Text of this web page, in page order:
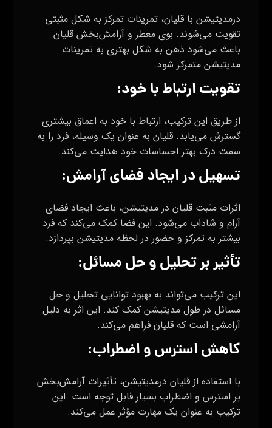
درمدیتیشن با قلیان، تمرینات تمرکز به شکل مثبتی
تقویت می‌شوند. بوی معطر و آرامش‌بخش قلیان
باعث می‌شود ذهن به شکل بهتری به تمرینات
مدیتیشن متمرکز شود.
تقویت ارتباط با خود:
از طریق این ترکیب، ارتباط با خود به اعماق بیشتری
گسترش می‌یابد. قلیان به عنوان یک وسیله، فرد را به
سمت درک بهتر احساسات خود هدایت می‌کند.
تسهیل در ایجاد فضای آرامش:
اثرات مثبت قلیان در مدیتیشن، باعث ایجاد فضای
آرام و شاداب می‌شود. این فضا کمک می‌کند که فرد
بیشتر به تمرکز و حضور در لحظه مدیتیشن بپردازد.
تأثیر بر تحلیل و حل مسائل:
این ترکیب می‌تواند به بهبود توانایی تحلیل و حل
مسائل در طول مدیتیشن کمک کند. این اثر به دلیل
آرامشی است که قلیان فراهم می‌کند.
کاهش استرس و اضطراب:
با استفاده از قلیان درمدیتیشن، تأثیرات آرامش‌بخش
بر استرس و اضطراب بسیار قابل توجه است. این
ترکیب به عنوان یک مهارت مؤثر عمل می‌کند.